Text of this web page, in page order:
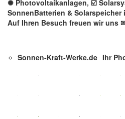
✺ Photovoltaikanlagen, ☑️
SonnenBatterien &
Auf Ihren Besuch freuen wir uns
Sonnen-Kraft-Werke.de Ihr